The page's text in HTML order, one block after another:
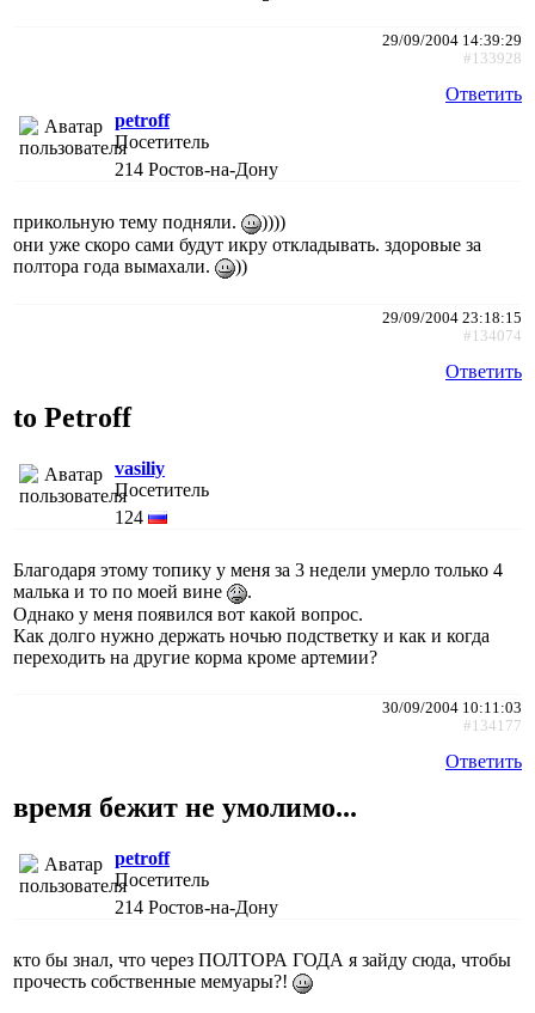
29/09/2004 14:39:29
#133928
Ответить
petroff
Посетитель
214 Ростов-на-Дону
прикольную тему подняли.
))))
они уже скоро сами будут икру откладывать. здоровые за
полтора года вымахали.
))
29/09/2004 23:18:15
#134074
Ответить
to Petroff
vasiliy
Посетитель
124
Благодаря этому топику у меня за 3 недели умерло только 4
малька и то по моей вине
.
Однако у меня появился вот какой вопрос.
Как долго нужно держать ночью подстветку и как и когда
переходить на другие корма кроме артемии?
30/09/2004 10:11:03
#134177
Ответить
время бежит не умолимо...
petroff
Посетитель
214 Ростов-на-Дону
кто бы знал, что через ПОЛТОРА ГОДА я зайду сюда, чтобы
прочесть собственные мемуары?!